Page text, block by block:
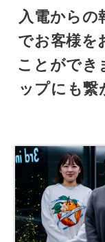
入電からの
でお客様を
ことができ
ップにも繋